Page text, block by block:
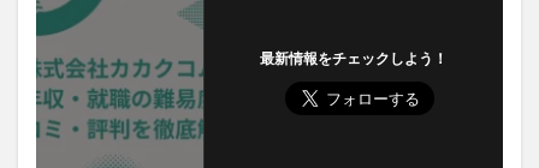
最新情報をチェックしよう！